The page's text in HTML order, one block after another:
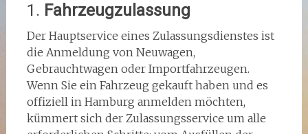
1. Fahrzeugzulassung
Der Hauptservice eines Zulassungsdienstes ist
die Anmeldung von Neuwagen,
Gebrauchtwagen oder Importfahrzeugen.
Wenn Sie ein Fahrzeug gekauft haben und es
offiziell in Hamburg anmelden möchten,
kümmert sich der Zulassungsservice um alle